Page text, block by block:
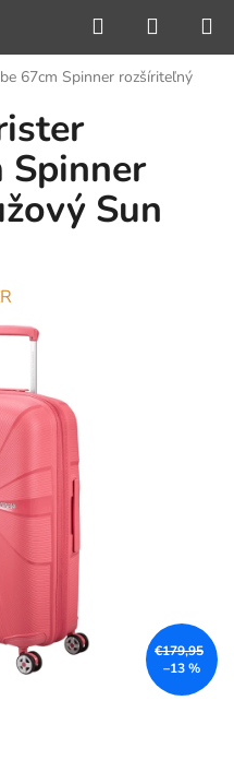
Hľadať
KOŠÍK
67cm Spinner rozšíriteľný
Spinner
Sun
€179,95
–13 %